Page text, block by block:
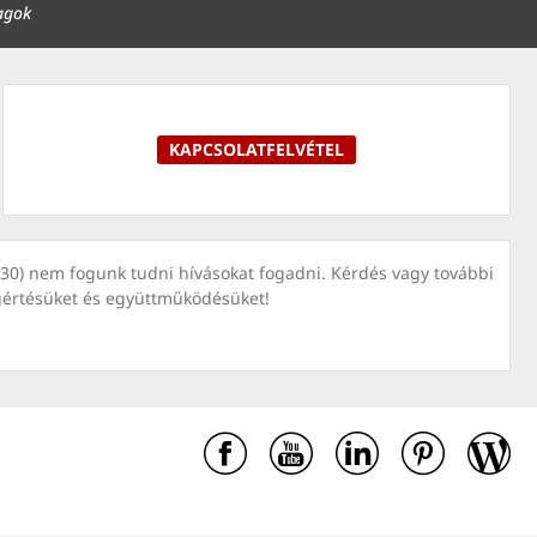
KAPCSOLATFELVÉTEL
nem fogunk tudni hívásokat fogadni. Kérdés vagy további
és együttműködésüket!